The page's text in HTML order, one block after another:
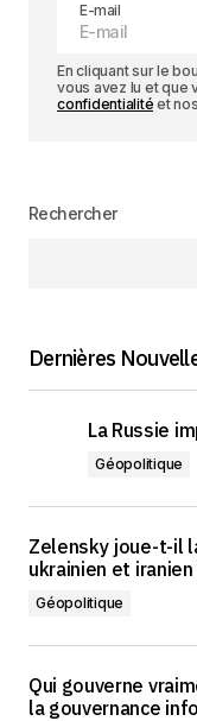
E-mail
En cliquant sur le
vous avez lu et
confidentialité et nos
Rechercher
Dernières
La Russie
Géopolitique
Zelensky joue-t-il
ukrainien et iranien
Géopolitique
Qui gouverne
la gouvernance